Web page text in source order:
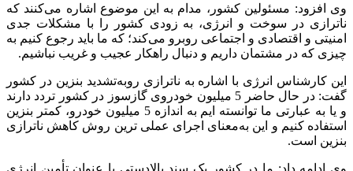
وی افزود: مسئولین کشور، مدام به این موضوع اشاره می‌کنند که
ناترازی در سوخت و انرژی، به زودی کشور را با مشکلات جدی
امنیتی و اقتصادی و اجتماعی روبرو می‌کند؛ که ما باید رجوع کنیم به
چیزی که در مشتمان داریم و دنبال راهکار عجیب و غریب نباشیم.
این کارشناس انرژی با اشاره به ناترازی روبه‌تشدید بنزین در کشور
گفت: در حال حاضر 5 میلیون خودروی گازسوز در کشور تردد دارند
و یا به عبارتی ما توانسته ایم به اندازه 5 میلیون خودرو، کمتر بنزین
استفاده کنیم و این به‌معنای اجرای عملی ترین روش کاهش ناترازی
بنزین است.
وی ادامه داد: ما در کشور یک سند بالادستی با عنوان تأمین انرژی